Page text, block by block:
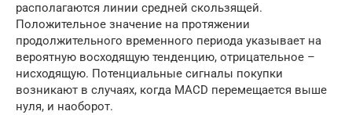
располагаются линии средней скользящей.
Положительное значение на протяжении
продолжительного временного периода указывает на
вероятную восходящую тенденцию, отрицательное –
нисходящую. Потенциальные сигналы покупки
возникают в случаях, когда MACD перемещается выше
нуля, и наоборот.